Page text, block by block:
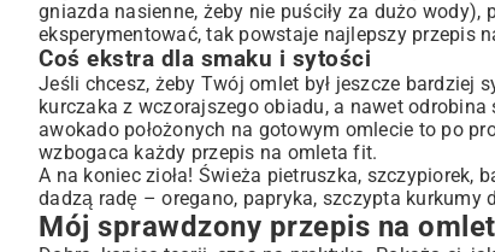
gniazda nasienne, żeby nie puściły za dużo
eksperymentować, tak powstaje najlepszy przepis
Coś ekstra dla smaku i sytości
Jeśli chcesz, żeby Twój omlet był jeszcze bardziej
kurczaka z wczorajszego obiadu, a nawet
awokado położonych na gotowym omlecie to po
wzbogaca każdy przepis na omleta fit.
A na koniec zioła! Świeża pietruszka,
dadzą radę – oregano, papryka, szczypta
Mój sprawdzony przepis na